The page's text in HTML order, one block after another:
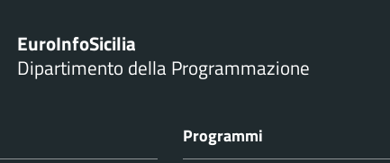
EuroInfoSicilia
Dipartimento della Programmazione
Programmi